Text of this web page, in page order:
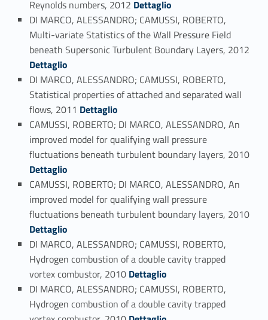
Reynolds numbers, 2012 Dettaglio
DI MARCO, ALESSANDRO; CAMUSSI, ROBERTO,
Multi-variate Statistics of the Wall Pressure Field
beneath Supersonic Turbulent Boundary Layers, 2012
Dettaglio
DI MARCO, ALESSANDRO; CAMUSSI, ROBERTO,
Statistical properties of attached and separated wall
flows, 2011 Link identifier #identifier_person_197418-63
Dettaglio
CAMUSSI, ROBERTO; DI MARCO, ALESSANDRO, An
improved model for qualifying wall pressure
fluctuations beneath turbulent boundary layers, 2010
Dettaglio
CAMUSSI, ROBERTO; DI MARCO, ALESSANDRO, An
improved model for qualifying wall pressure
fluctuations beneath turbulent boundary layers, 2010
Dettaglio
DI MARCO, ALESSANDRO; CAMUSSI, ROBERTO,
Hydrogen combustion of a double cavity trapped
vortex combustor, 2010 Link identifier #identifier_person_103857-66
Dettaglio
DI MARCO, ALESSANDRO; CAMUSSI, ROBERTO,
Hydrogen combustion of a double cavity trapped
Link identifier #identifier_person_110701-67